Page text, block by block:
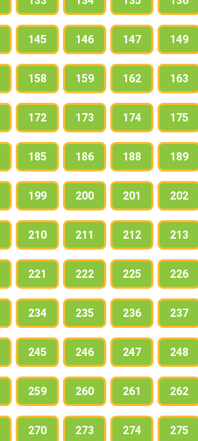
145 146 147 149
158 159 162 163
172 173 174 175
185 186 188 189
199 200 201 202
210 211 212 213
221 222 225 226
234 235 236 237
245 246 247 248
259 260 261 262
270 273 274 275